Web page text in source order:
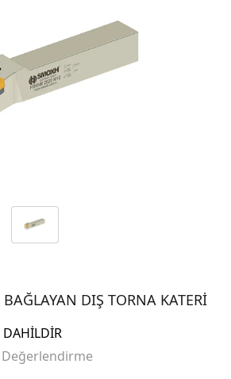
DIŞ TORNA KATERİ
DAHİLDİR
Değerlendirme